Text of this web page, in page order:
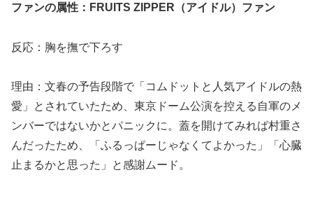
ファンの属性：FRUITS ZIPPER（アイドル）ファン
反応：胸を撫で下ろす
理由：文春の予告段階で「コムドットと人気アイドルの熱
愛」とされていたため、東京ドーム公演を控える自軍のメ
ンバーではないかとパニックに。蓋を開けてみれば村重さ
んだったため、「ふるっぱーじゃなくてよかった」「心臓
止まるかと思った」と感謝ムード。